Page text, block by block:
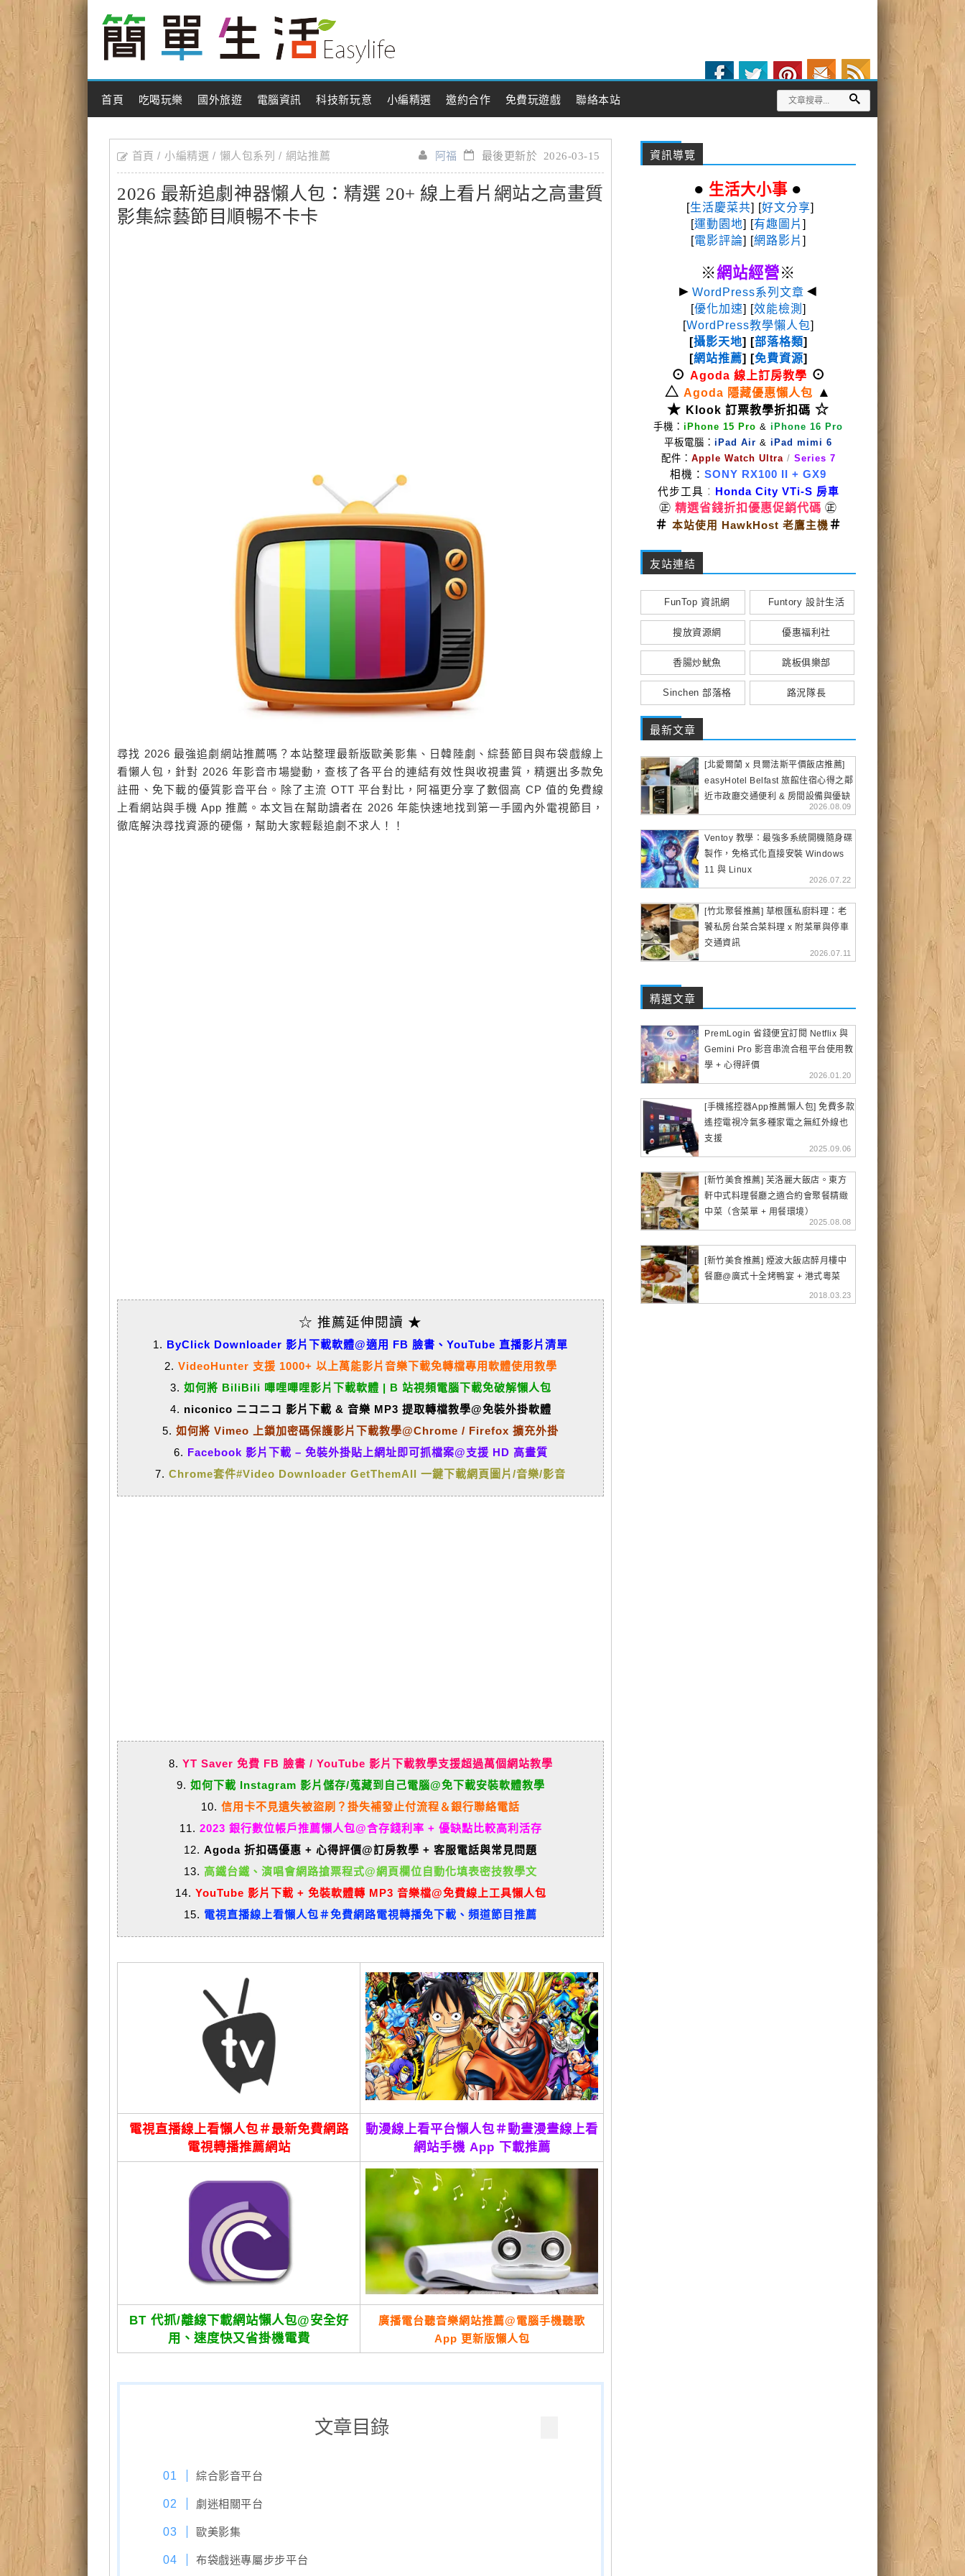
Main Menu
首頁 吃喝玩樂 國外旅遊 電腦資訊 科技新玩意 小編精選 邀約合作 免費玩遊戲 聯絡本站
首頁 小編精選 懶人包系列 網站推薦 阿福 最後更新於 2026-03-15
2026 最新追劇神器懶人包：精選 20+ 線上看片網站之高畫質
影集綜藝節目順暢不卡卡
尋找 2026 最強追劇網站推薦嗎？本站整理最新版歐美影集、日韓陸劇、綜藝節目與布袋戲線上
看懶人包，針對 2026 年影音市場變動，查核了各平台的連結有效性與收視畫質，精選出多款免
註冊、免下載的優質影音平台。除了主流 OTT 平台對比，阿福更分享了數個高 CP 值的免費線
上看網站與手機 App 推薦。本文旨在幫助讀者在 2026 年能快速地找到第一手國內外電視節目，
徹底解決尋找資源的硬傷，幫助大家輕鬆追劇不求人！！
☆ 推薦延伸閱讀 ★
1. ByClick Downloader 影片下載軟體@適用 FB 臉書、YouTube 直播影片清單
2. VideoHunter 支援 1000+ 以上萬能影片音樂下載免轉檔專用軟體使用教學
3. 如何將 BiliBili 嗶哩嗶哩影片下載軟體 | B 站視頻電腦下載免破解懶人包
4. niconico ニコニコ 影片下載 & 音樂 MP3 提取轉檔教學@免裝外掛軟體
5. 如何將 Vimeo 上鎖加密碼保護影片下載教學@Chrome / Firefox 擴充外掛
6. Facebook 影片下載 – 免裝外掛貼上網址即可抓檔案@支援 HD 高畫質
7. Chrome套件#Video Downloader GetThemAll 一鍵下載網頁圖片/音樂/影音
8. YT Saver 免費 FB 臉書 / YouTube 影片下載教學支援超過萬個網站教學
9. 如何下載 Instagram 影片儲存/蒐藏到自己電腦@免下載安裝軟體教學
10. 信用卡不見遺失被盜刷？掛失補發止付流程＆銀行聯絡電話
11. 2023 銀行數位帳戶推薦懶人包@含存錢利率 + 優缺點比較高利活存
12. Agoda 折扣碼優惠 + 心得評價@訂房教學 + 客服電話與常見問題
13. 高鐵台鐵、演唱會網路搶票程式@網頁欄位自動化填表密技教學文
14. YouTube 影片下載 + 免裝軟體轉 MP3 音樂檔@免費線上工具懶人包
15. 電視直播線上看懶人包＃免費網路電視轉播免下載、頻道節目推薦
電視直播線上看懶人包＃最新免費網路
電視轉播推薦網站
動漫線上看平台懶人包＃動畫漫畫線上看
網站手機 App 下載推薦
BT 代抓/離線下載網站懶人包@安全好
用、速度快又省掛機電費
廣播電台聽音樂網站推薦@電腦手機聽歌
App 更新版懶人包
文章目錄
綜合影音平台
劇迷相關平台
歐美影集
布袋戲迷專屬步步平台
資訊導覽
● 生活大小事 ●
[生活慶菜共] [好文分享]
[運動園地] [有趣圖片 ]
[電影評論] [網路影片 ]
※網站經營※
► WordPress系列文章 ◄
[優化加速] [效能檢測 ]
[WordPress教學懶人包]
[攝影天地] [部落格類]
[網站推薦] [免費資源]
⊙ Agoda 線上訂房教學 ⊙
△ Agoda 隱藏優惠懶人包
▲
★ Klook 訂票教學折扣碼 ☆
手機： iPhone 15 Pro & iPhone 16 Pro
平板電腦： iPad Air & iPad mimi 6
配件： Apple Watch Ultra / Series 7
相機： SONY RX100 II
+ GX9
代步工具 ： Honda City VTi-S 房車
㊣ 精選省錢折扣優惠促銷代碼 ㊣
＃ 本站使用 HawkHost 老鷹主機＃
友站連結
FunTop 資訊網 Funtory 設計生活
搜放資源網 優惠福利社
香腸炒魷魚 跳板俱樂部
Sinchen 部落格 路況隊長
最新文章
[北愛爾蘭 x 貝爾法斯平價飯店推薦]
easyHotel Belfast 旅館住宿心得之鄰
近市政廳交通便利 & 房間設備與優缺
點
2026.08.09
Ventoy 教學：最強多系統開機隨身碟
製作，免格式化直接安裝 Windows
11 與 Linux
2026.07.22
[竹北聚餐推薦] 草根匯私廚料理：老
饕私房台菜合菜料理 x 附菜單與停車
交通資訊
2026.07.11
精選文章
PremLogin 省錢便宜訂閱 Netflix 與
Gemini Pro 影音串流合租平台使用教
學 + 心得評價
2026.01.20
[手機搖控器App推薦懶人包] 免費多款
遙控電視冷氣多種家電之無紅外線也
支援
2025.09.06
[新竹美食推薦] 芙洛麗大飯店。東方
軒中式料理餐廳之適合約會聚餐精緻
中菜（含菜單 + 用餐環境）
2025.08.08
[新竹美食推薦] 煙波大飯店醉月樓中
餐廳@廣式十全烤鴨宴 + 港式粵菜
2018.03.23